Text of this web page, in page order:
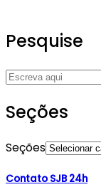
Pesquise
Seções
Seções
Contato SJB 24h